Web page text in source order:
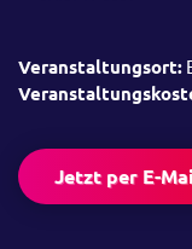
Veranstaltungsort:
Jetzt per E-